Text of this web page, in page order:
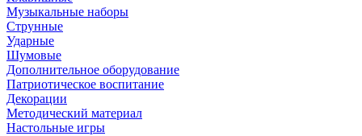
Музыкальные наборы
Струнные
Ударные
Шумовые
Дополнительное оборудование
Патриотическое воспитание
Декорации
Методический материал
Настольные игры